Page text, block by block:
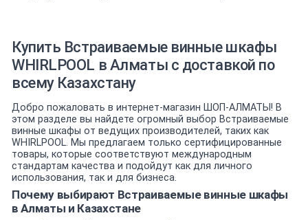
Купить Встраиваемые винные шкафы
WHIRLPOOL в Алматы с доставкой по
всему Казахстану
Добро пожаловать в интернет-магазин ШОП-АЛМАТЫ! В
этом разделе вы найдете огромный выбор Встраиваемые
винные шкафы от ведущих производителей, таких как
WHIRLPOOL. Мы предлагаем только сертифицированные
товары, которые соответствуют международным
стандартам качества и подойдут как для личного
использования, так и для бизнеса.
Почему выбирают Встраиваемые винные шкафы
в Алматы и Казахстане